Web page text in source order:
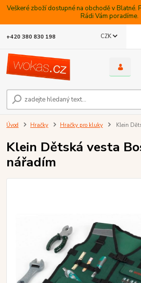
Veškeré zboží dostupné na obchodě v Blatné.
Rádi Vám poradíme.
CZK
+420 380 830 198
Úvod Hračky Hračky pro kluky Klein
Klein Dětská vesta
nářadím